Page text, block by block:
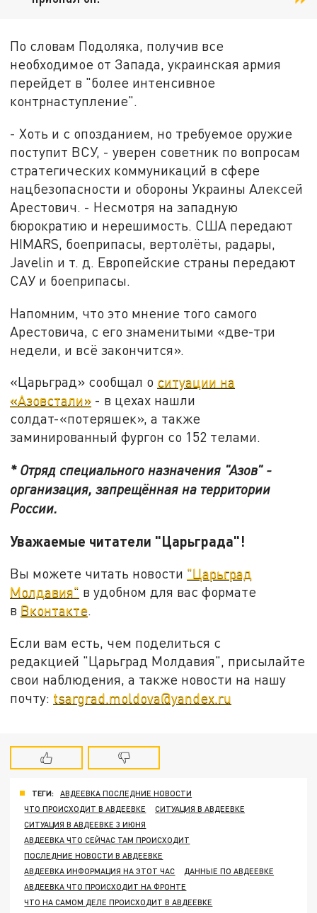
По словам Подоляка, получив все
необходимое от Запада, украинская армия
перейдет в "более интенсивное
контрнаступление".
- Хоть и с опозданием, но требуемое оружие
поступит ВСУ, - уверен советник по вопросам
стратегических коммуникаций в сфере
нацбезопасности и обороны Украины Алексей
Арестович. - Несмотря на западную
бюрократию и нерешимость. США передают
HIMARS, боеприпасы, вертолёты, радары,
Javelin и т. д. Европейские страны передают
САУ и боеприпасы.
Напомним, что это мнение того самого
Арестовича, с его знаменитыми «две-три
недели, и всё закончится».
«Царьград» сообщал о ситуации на
«Азовстали» - в цехах нашли
солдат-«потеряшек», а также
заминированный фургон со 152 телами.
* Отряд специального назначения "Азов" -
организация, запрещённая на территории
России.
Уважаемые читатели "Царьграда"!
Вы можете читать новости "Царьград
Молдавия" в удобном для вас формате
в Вконтакте.
Если вам есть, чем поделиться с
редакцией "Царьград Молдавия", присылайте
свои наблюдения, а также новости на нашу
почту: tsargrad.moldova@yandex.ru
ТЕГИ:
АВДЕЕВКА ПОСЛЕДНИЕ НОВОСТИ
ЧТО ПРОИСХОДИТ В АВДЕЕВКЕ
СИТУАЦИЯ В АВДЕЕВКЕ
СИТУАЦИЯ В АВДЕЕВКЕ 3 ИЮНЯ
АВДЕЕВКА ЧТО СЕЙЧАС ТАМ ПРОИСХОДИТ
ПОСЛЕДНИЕ НОВОСТИ В АВДЕЕВКЕ
АВДЕЕВКА ИНФОРМАЦИЯ НА ЭТОТ ЧАС
ДАННЫЕ ПО АВДЕЕВКЕ
АВДЕЕВКА ЧТО ПРОИСХОДИТ НА ФРОНТЕ
ЧТО НА САМОМ ДЕЛЕ ПРОИСХОДИТ В АВДЕЕВКЕ